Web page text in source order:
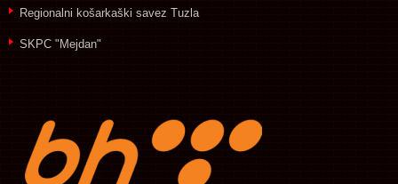
Regionalni košarkaški savez Tuzla
SKPC "Mejdan"